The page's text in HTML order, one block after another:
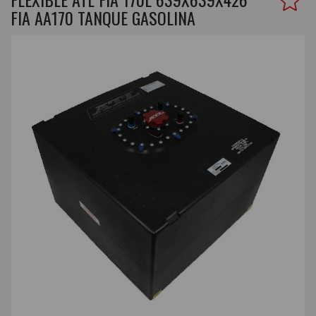
FIA AA170 TANQUE GASOLINA